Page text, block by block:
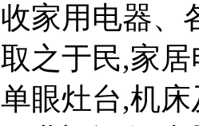
收家用电器、
取之于民,家
单眼灶台,机